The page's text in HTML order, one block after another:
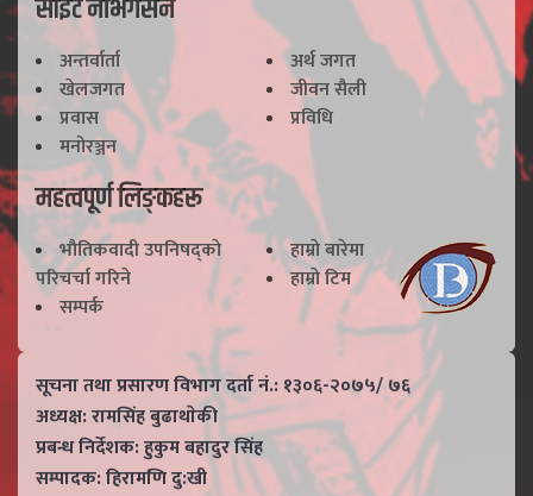
साइट नेभिगेसन
अन्तर्वार्ता
अर्थ जगत
खेलजगत
जीवन सैली
प्रवास
प्रविधि
मनोरञ्जन
महत्वपूर्ण लिङ्कहरू
भाैतिकवादी उपनिषद्काे
परिचर्चा गरिने
हाम्राे बारेमा
हाम्राे टिम
सम्पर्क
सूचना तथा प्रसारण विभाग दर्ता नं.: १३०६-२०७५/ ७६
अध्यक्ष: रामसिंह बुढाथाेकी
प्रबन्ध निर्देशक: हुकुम बहादुर सिंह
सम्पादक: हिरामणि दु:खी